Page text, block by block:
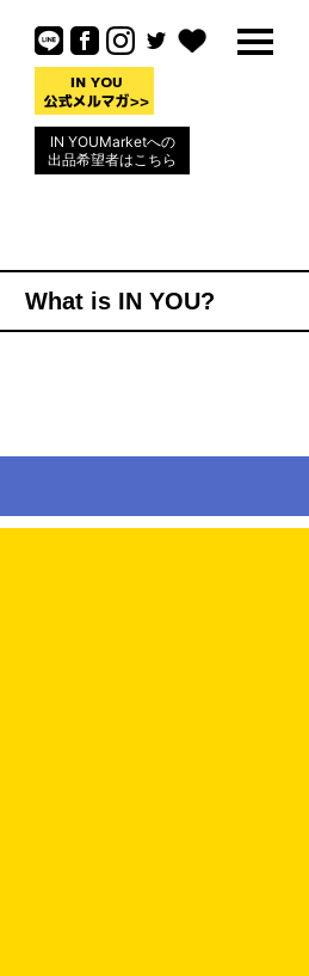
IN YOUMarketへの
出品希望者はこちら
What is IN YOU?